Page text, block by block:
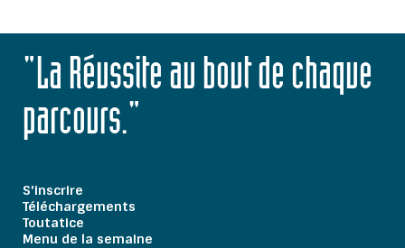
"La Réussite au bout de chaque
parcours."
S'inscrire
Téléchargements
Toutatice
Menu de la semaine